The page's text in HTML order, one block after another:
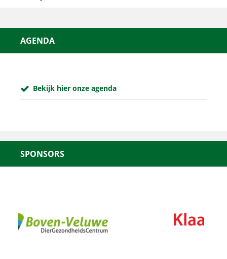
AGENDA
Bekijk hier onze agenda
SPONSORS